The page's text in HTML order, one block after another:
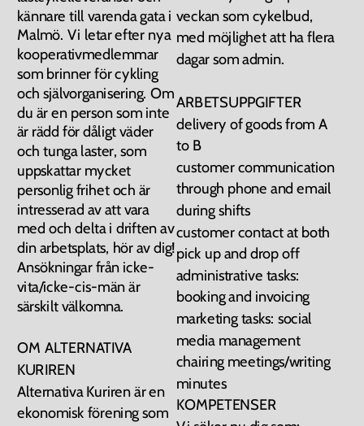
kännare till varenda gata i
Malmö. Vi letar efter nya
kooperativmedlemmar
som brinner för cykling
och självorganisering. Om
du är en person som inte
är rädd för dåligt väder
och tunga laster, som
uppskattar mycket
personlig frihet och är
intresserad av att vara
med och delta i driften av
din arbetsplats, hör av dig!
Ansökningar från icke-
vita/icke-cis-män är
särskilt välkomna.
OM ALTERNATIVA
KURIREN
Alternativa Kuriren är en
ekonomisk förening som
veckan som cykelbud,
med möjlighet att ha flera
ARBETSUPPGIFTER
delivery of goods from A
to B
customer communication
through phone and email
during shifts
customer contact at both
pick up and drop off
administrative tasks:
booking and invoicing
marketing tasks: social
media management
chairing meetings/writing
minutes
KOMPETENSER